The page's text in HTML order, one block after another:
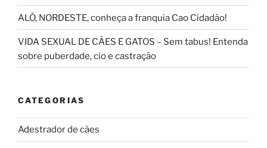
ALÔ, NORDESTE, conheça a franquia Cao Cidadão!
VIDA SEXUAL DE CÃES E GATOS – Sem tabus! Entenda
sobre puberdade, cio e castração
CATEGORIAS
Adestrador de cães